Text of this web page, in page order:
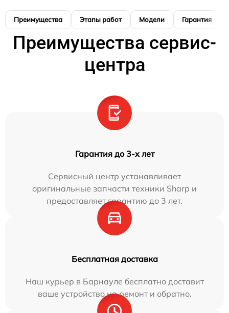
Преимущества Этапы работ Модели Гарантия
Преимущества сервис-
центра
Гарантия до 3-х лет
Сервисный центр устанавливает
оригинальные запчасти техники Sharp и
предоставляет гарантию до 3 лет.
Бесплатная доставка
Наш курьер в Барнауле бесплатно доставит
ваше устройство на ремонт и обратно.